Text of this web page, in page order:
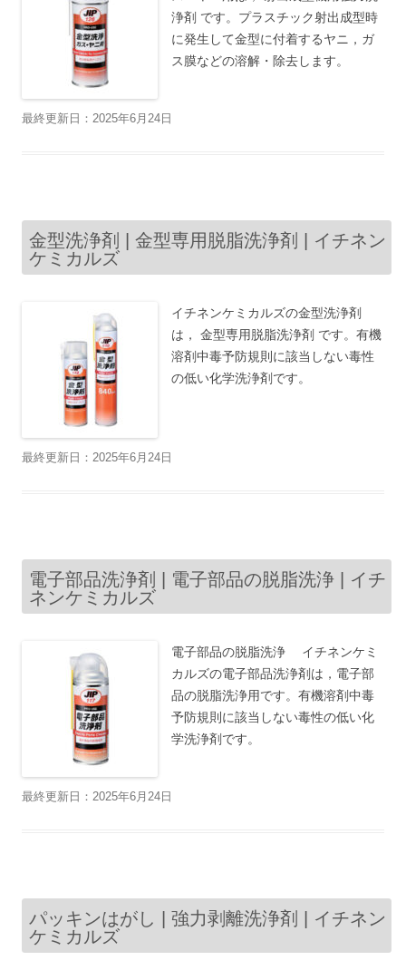
浄剤 です。プラスチック射出成型時
に発生して金型に付着するヤニ，ガ
ス膜などの溶解・除去します。
最終更新日：2025年6月24日
金型洗浄剤 | 金型専用脱脂洗浄剤 | イチネン
ケミカルズ
イチネンケミカルズの金型洗浄剤
は， 金型専用脱脂洗浄剤 です。有機
溶剤中毒予防規則に該当しない毒性
の低い化学洗浄剤です。
最終更新日：2025年6月24日
電子部品洗浄剤 | 電子部品の脱脂洗浄 | イチ
ネンケミカルズ
電子部品の脱脂洗浄 イチネンケミ
カルズの電子部品洗浄剤は，電子部
品の脱脂洗浄用です。有機溶剤中毒
予防規則に該当しない毒性の低い化
学洗浄剤です。
最終更新日：2025年6月24日
パッキンはがし | 強力剥離洗浄剤 | イチネン
ケミカルズ